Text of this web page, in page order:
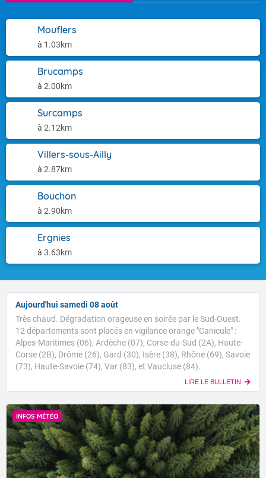
Mouflers
à 1.03km
Brucamps
à 2.00km
Surcamps
à 2.12km
Villers-sous-Ailly
à 2.87km
Bouchon
à 2.90km
Ergnies
à 3.63km
Aujourd'hui samedi 08 août
Très chaud. Dégradation orageuse en soirée par le Sud-Ouest.
12 départements sont placés en vigilance orange "Canicule" :
Alpes-Maritimes (06), Ardèche (07), Corse-du-Sud (2A), Haute-
Corse (2B), Drôme (26), Gard (30), Isère (38), Rhône (69), Savoie
(73), Haute-Savoie (74), Var (83), et Vaucluse (84).
LIRE LE BULLETIN
INFOS MÉTÉO